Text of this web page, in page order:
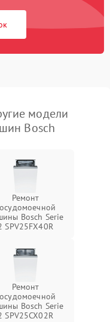
модели
Bosch
Ремонт
Bosch Serie
SPV25FX40R
Ремонт
Bosch Serie
SPV25CX02R